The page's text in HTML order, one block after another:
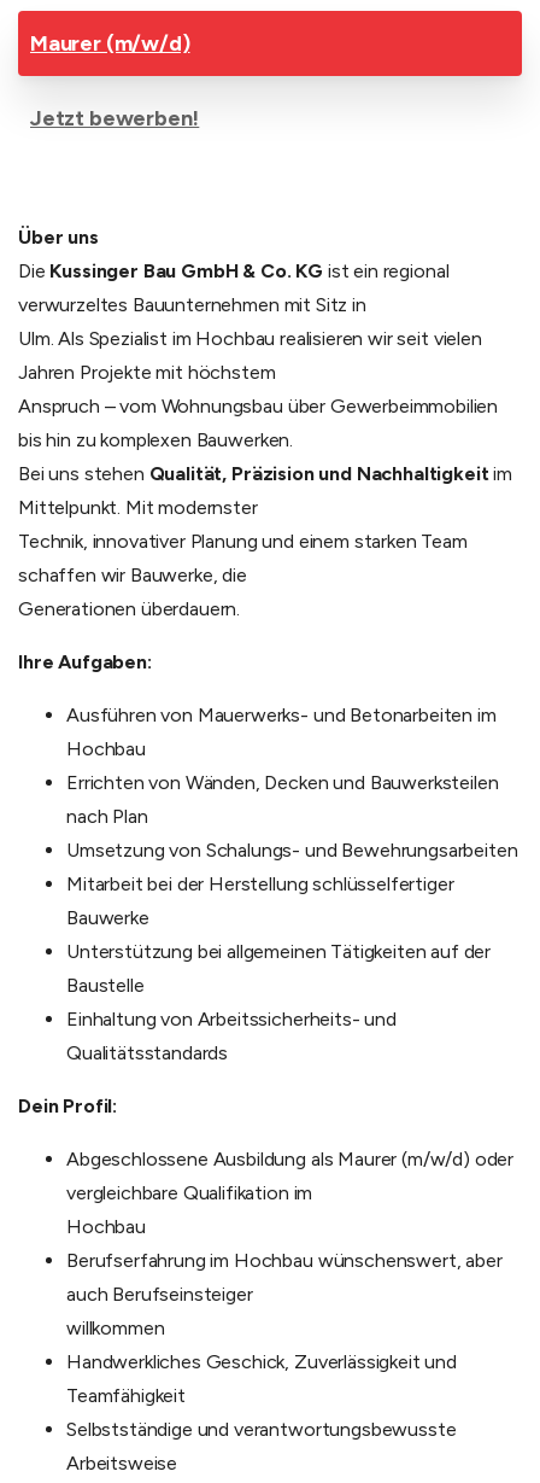
Maurer (m/w/d)
Jetzt bewerben!
Über uns
Die Kussinger Bau GmbH & Co. KG ist ein regional
verwurzeltes Bauunternehmen mit Sitz in
Ulm. Als Spezialist im Hochbau realisieren wir seit vielen
Jahren Projekte mit höchstem
Anspruch – vom Wohnungsbau über Gewerbeimmobilien
bis hin zu komplexen Bauwerken.
Bei uns stehen Qualität, Präzision und Nachhaltigkeitim
Mittelpunkt. Mit modernster
Technik, innovativer Planung und einem starken Team
schaffen wir Bauwerke, die
Generationen überdauern.
Ihre Aufgaben:
Ausführen von Mauerwerks- und Betonarbeiten im
Hochbau
Errichten von Wänden, Decken und Bauwerksteilen
nach Plan
Umsetzung von Schalungs- und Bewehrungsarbeiten
Mitarbeit bei der Herstellung schlüsselfertiger
Bauwerke
Unterstützung bei allgemeinen Tätigkeiten auf der
Baustelle
Einhaltung von Arbeitssicherheits- und
Qualitätsstandards
Dein Profil:
Abgeschlossene Ausbildung als Maurer (m/w/d) oder
vergleichbare Qualifikation im
Hochbau
Berufserfahrung im Hochbau wünschenswert, aber
auch Berufseinsteiger
willkommen
Handwerkliches Geschick, Zuverlässigkeit und
Teamfähigkeit
Selbstständige und verantwortungsbewusste
Arbeitsweise